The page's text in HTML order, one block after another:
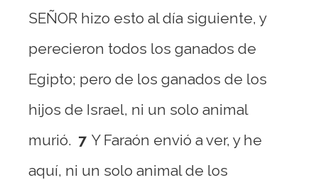
SEÑOR hizo esto al día siguiente, y
perecieron todos los ganados de
Egipto; pero de los ganados de los
hijos de Israel, ni un solo animal
murió. 7 Y Faraón envió a ver, y he
aquí, ni un solo animal de los